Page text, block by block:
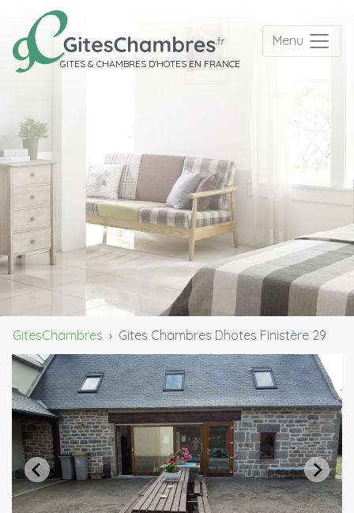
GITES & CHAMBRES D'HOTES EN FRANCE
Menu
GitesChambres Gites Chambres Dhotes Finistère 29